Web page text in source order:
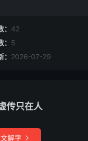
实堪伤。
在其中。
42
5
2026-07-29
传只在人
解字 